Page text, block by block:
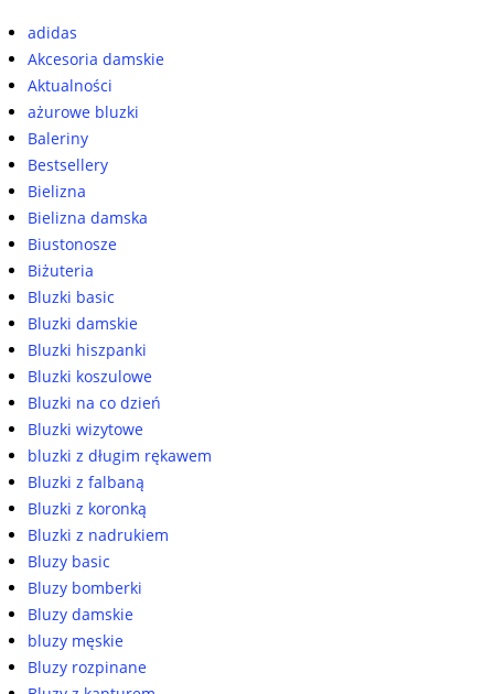
adidas
Akcesoria damskie
Aktualności
ażurowe bluzki
Baleriny
Bestsellery
Bielizna
Bielizna damska
Biustonosze
Biżuteria
Bluzki basic
Bluzki damskie
Bluzki hiszpanki
Bluzki koszulowe
Bluzki na co dzień
Bluzki wizytowe
bluzki z długim rękawem
Bluzki z falbaną
Bluzki z koronką
Bluzki z nadrukiem
Bluzy basic
Bluzy bomberki
Bluzy damskie
bluzy męskie
Bluzy rozpinane